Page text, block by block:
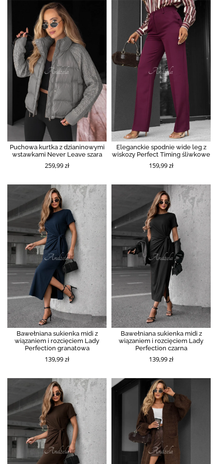
Puchowa kurtka z dzianinowymi
wstawkami Never Leave szara
259,99 zł
Eleganckie spodnie wide leg z
wiskozy Perfect Timing śliwkowe
159,99 zł
Bawełniana sukienka midi z
wiązaniem i rozcięciem Lady
Perfection granatowa
139,99 zł
Bawełniana sukienka midi z
wiązaniem i rozcięciem Lady
Perfection czarna
139,99 zł